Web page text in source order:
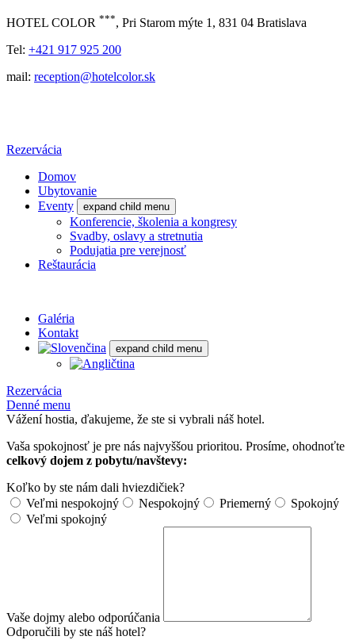
HOTEL COLOR ***, Pri Starom mýte 1, 831 04 Bratislava
Tel: +421 917 925 200
mail: reception@hotelcolor.sk
Rezervácia
Domov
Ubytovanie
Eventy
expand child menu
Konferencie, školenia a kongresy
Svadby, oslavy a stretnutia
Podujatia pre verejnosť
Reštaurácia
Galéria
Kontakt
expand child menu
Rezervácia
Denné menu
Vážení hostia, ďakujeme, že ste si vybrali náš hotel.
Vaša spokojnosť je pre nás najvyššou prioritou. Prosíme, ohodnoťte
celkový dojem z pobytu/navštevy:
Koľko by ste nám dali hviezdičiek?
Veľmi nespokojný
Nespokojný Priemerný
Spokojný
Veľmi spokojný
Vaše dojmy alebo odporúčania
Odporučili by ste náš hotel?